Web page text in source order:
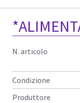
N. articolo
Condizione
Produttore